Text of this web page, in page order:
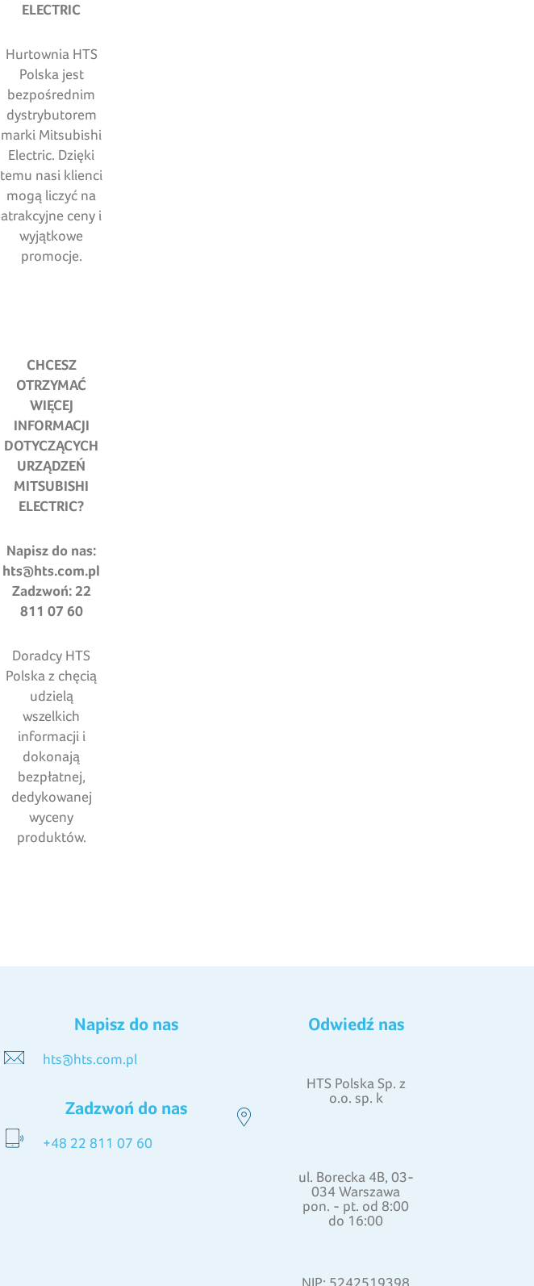
ELECTRIC
Hurtownia HTS
Polska jest
bezpośrednim
dystrybutorem
marki Mitsubishi
Electric. Dzięki
temu nasi klienci
mogą liczyć na
atrakcyjne ceny i
wyjątkowe
promocje.
CHCESZ
OTRZYMAĆ
WIĘCEJ
INFORMACJI
DOTYCZĄCYCH
URZĄDZEŃ
MITSUBISHI
ELECTRIC?
Napisz do nas:
hts@hts.com.pl
Zadzwoń: 22
811 07 60
Doradcy HTS
Polska z chęcią
udzielą
wszelkich
informacji i
dokonają
bezpłatnej,
dedykowanej
wyceny
produktów.
Napisz do nas
hts@hts.com.pl
Zadzwoń do nas
+48 22 811 07 60
Odwiedź nas
HTS Polska Sp. z
o.o. sp. k
ul. Borecka 4B, 03-
034 Warszawa
pon. - pt. od 8:00
do 16:00
NIP: 5242519398